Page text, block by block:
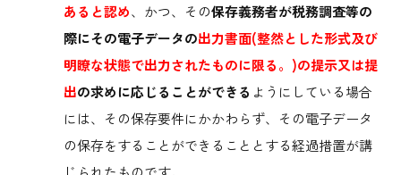
あると認め、かつ、その保存義務者が税務調査等の
際にその電子データの出力書面(整然とした形式及び
明瞭な状態で出力されたものに限る。)の提示又は提
出の求めに応じることができる ようにしている場合
には、その保存要件にかかわらず、その電子データ
の保存をすることができることとする経過措置が講